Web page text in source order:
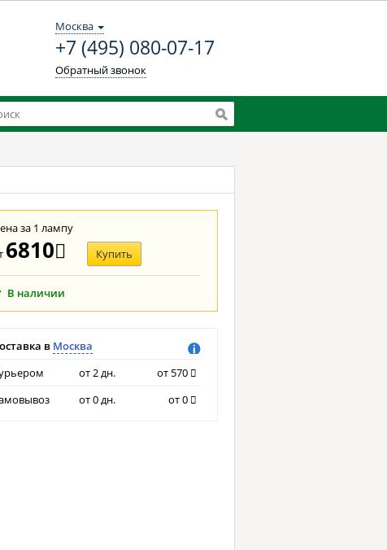
Москва
+7 (495) 080-07-17
Обратный звонок
за 1 лампу
6810 Купить
В наличии
в Москва
от 2 дн.
от 570
от 0 дн. от 0